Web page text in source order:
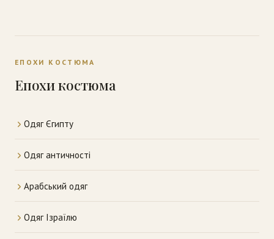
ЕПОХИ КОСТЮМА
Епохи костюма
Одяг Єгипту
Одяг античності
Арабський одяг
Одяг Ізраїлю